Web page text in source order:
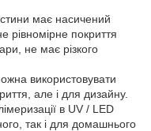
має насичений
рівномірне покриття
не має різкого
використовувати
але і для дизайну.
в UV / LED
так і для домашнього